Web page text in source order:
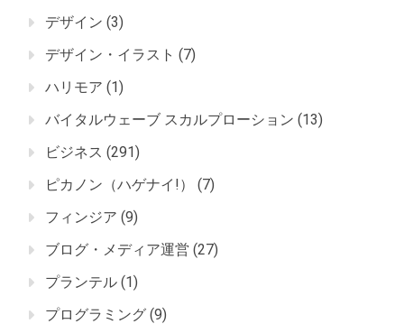
デザイン (3)
デザイン・イラスト (7)
ハリモア (1)
バイタルウェーブ スカルプローション (13)
ビジネス (291)
ピカノン（ハゲナイ!）
(7)
フィンジア (9)
ブログ・メディア運営 (27)
プランテル (1)
プログラミング (9)